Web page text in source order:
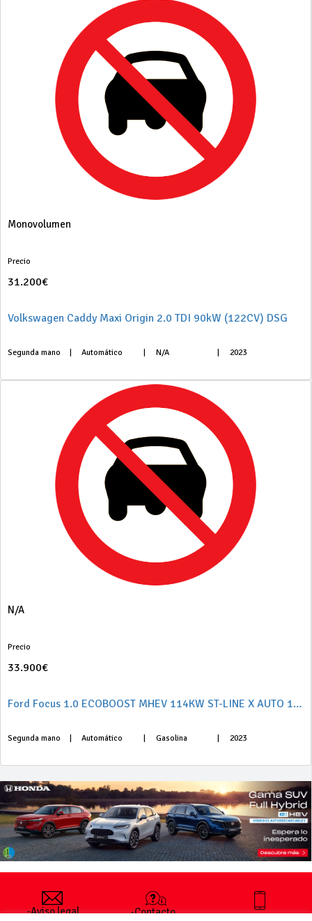
Monovolumen
Precio
31.200€
Volkswagen Caddy Maxi Origin 2.0 TDI 90kW (122CV) DSG
Segunda mano Automático N/A 2023
N/A
Precio
33.900€
Ford Focus 1.0 ECOBOOST MHEV 114KW ST-LINE X AUTO 155 5P
Segunda mano Automático Gasolina 2023
-Aviso legal
-Contacto
+34 627 35